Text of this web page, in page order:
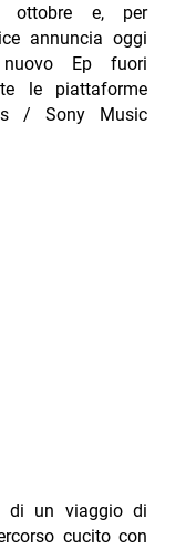
e, per
annuncia oggi
Ep fuori
le piattaforme
/ Sony Music
di un viaggio di
cucito con